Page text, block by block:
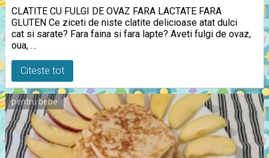
CLATITE CU FULGI DE OVAZ FARA LACTATE FARA
GLUTEN Ce ziceti de niste clatite delicioase atat dulci
cat si sarate? Fara faina si fara lapte? Aveti fulgi de ovaz,
oua, …
Citeste tot
pentru bebe